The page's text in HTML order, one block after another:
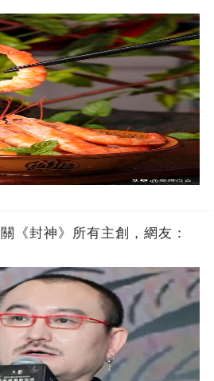
《封神》所有主創，網友：